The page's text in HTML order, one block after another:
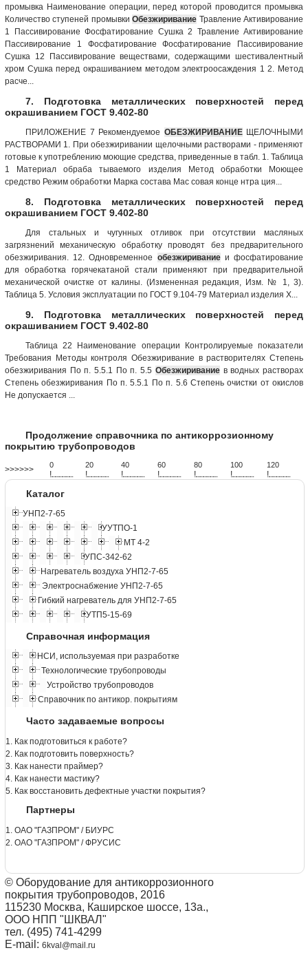
промывка Наименование операции, перед которой проводится промывка
Количество ступеней промывкиОбезжиривание Травление Активирование
1 Пассивирование Фосфатирование Сушка 2 Травление Активирование
Пассивирование 1 Фосфатирование Фосфатирование Пассивирование
Сушка 12 Пассивирование веществами, содержащими шестивалентный
хром Сушка перед окрашиванием методом электроосаждения 1 2. Метод
расче...
7. Подготовка металлических поверхностей перед
окрашиванием ГОСТ 9.402-80
ПРИЛОЖЕНИЕ 7 Рекомендуемое ОБЕЗЖИРИВАНИЕЩЕЛОЧНЫМИ
РАСТВОРАМИ 1. При обезжиривании щелочными растворами - применяют
готовые к употреблению моющие средства, приведенные в табл. 1. Таблица
1 Материал обраба тываемого изделия Метод обработки Моющее
средство Режим обработки Марка состава Мас совая конце нтра ция...
8. Подготовка металлических поверхностей перед
окрашиванием ГОСТ 9.402-80
Для стальных и чугунных отливок при отсутствии масляных
загрязнений механическую обработку проводят без предварительного
обезжиривания. 12. Одновременное обезжириваниеи фосфатирование
для обработка горячекатаной стали применяют при предварительной
механической очистке от калины. (Измененная редакция, Изм. № 1, 3).
Таблица 5. Условия эксплуатации по ГОСТ 9.104-79 Материал изделия Х...
9. Подготовка металлических поверхностей перед
окрашиванием ГОСТ 9.402-80
Таблица 22 Наименование операции Контролируемые показатели
Требования Методы контроля Обезжиривание в растворителях Степень
обезжиривания По п. 5.5.1 По п. 5.5 Обезжириваниев водных растворах
Степень обезжиривания По п. 5.5.1 По п. 5.6 Степень очистки от окислов
Не допускается ...
Продолжение справочника по антикоррозионному
покрытию трубопроводов
>>>>>> 0
!...................
20
!...................
40
!...................
60
!...................
80
!...................
100
!...................
120
!...................
Каталог
УНП2-7-65
УУТПО-1
МТ 4-2
УПС-342-62
Нагреватель воздуха УНП2-7-65
Электроснабжение УНП2-7-65
Гибкий нагреватель для УНП2-7-65
УТП5-15-69
Справочная информация
НСИ, используемая при разработке
Технологические трубопроводы
Устройство трубопроводов
Справочник по антикор. покрытиям
Часто задаваемые вопросы
1. Как подготовиться к работе?
2. Как подготовить поверхность?
3. Как нанести праймер?
4. Как нанести мастику?
5. Как восстановить дефектные участки покрытия?
Партнеры
1. ОАО "ГАЗПРОМ" / БИУРС
2. ОАО "ГАЗПРОМ" / ФРУСИС
© Оборудование для антикоррозионного
покрытия трубопроводов, 2016
115230 Москва, Каширское шоссе, 13а.,
ООО НПП "ШКВАЛ"
тел. (495) 741-4299
E-mail: 6kval@mail.ru